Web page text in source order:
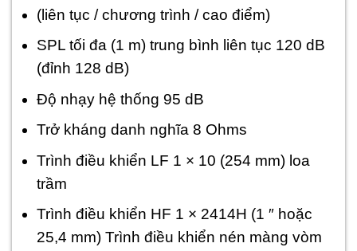
(liên tục / chương trình / cao điểm)
SPL tối đa (1 m) trung bình liên tục 120 dB
(đỉnh 128 dB)
Độ nhạy hệ thống 95 dB
Trở kháng danh nghĩa 8 Ohms
Trình điều khiển LF 1 × 10 (254 mm) loa
trầm
Trình điều khiển HF 1 × 2414H (1 ″ hoặc
25,4 mm) Trình điều khiển nén màng vòm